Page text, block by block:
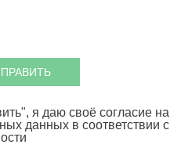
я даю своё согласие на
данных в соответствии с